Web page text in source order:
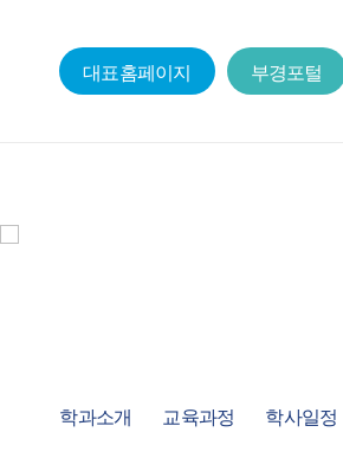
대표홈페이지 부경포털
학과소개 교육과정 학사일정